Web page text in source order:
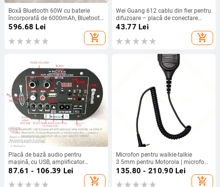
Boxă Bluetooth 60W cu baterie
încorporată de 6000mAh, Bluetooth
5.3, răspuns în frecvențe 100 Hz–
596.68 Lei
add_shopping_cart
Wei Guang 612 cablu din fier pentru
difuzoare – placă de conectare
pentru boxă de scenă, accesorii
43.77 Lei
add_shopping_cart
Placă de bază audio pentru
mașină, cu USB, amplificator
Bluetooth, subwoofer, slot pentru
87.61 - 106.39 Lei
add_shopping_cart
Microfon pentru walkie-talkie
3.5mm pentru Motorola | microfon
de mână/umăr | fără baterie | rază
1,5–3 km | conector audio 3,5mm
135.80 - 210.90 Lei
add_shopping_cart